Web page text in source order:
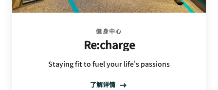
健身中心
Re:charge
Staying fit to fuel your life's passions
了解详情